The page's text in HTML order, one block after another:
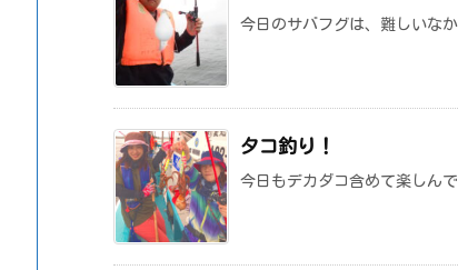
今日のサバフグは、難しいな
タコ釣り！
今日もデカダコ含めて楽しん